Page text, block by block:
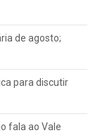
de agosto;
para discutir
fala ao Vale